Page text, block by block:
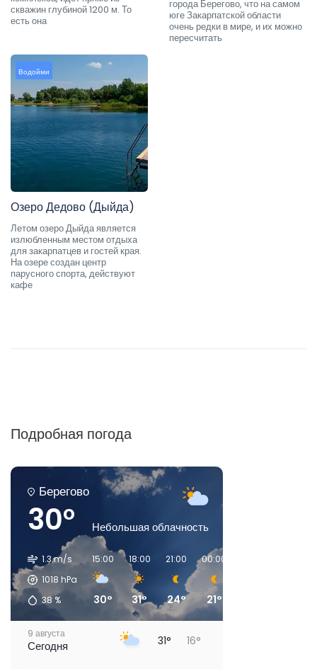
скважин глубиной 1200 м. То
есть она
города Берегово, что на самом
юге Закарпатской области
очень редки в мире, и их можно
пересчитать
Водойми
Озеро Дедово (Дыйда)
Летом озеро Дыйда является
излюбленным местом отдыха
для закарпатцев и гостей края.
На озере создан центр
парусного спорта, действуют
кафе
Подробная погода
Берегово
30° Небольшая облачность
1.3 m/s
1018 hPa
38 %
15:00
30°
18:00
31°
21:00
24°
00:00
21°
9 августа
Сегодня 31° 16°